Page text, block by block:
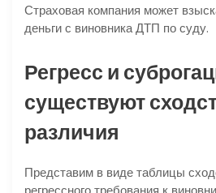
Страховая компания может
деньги с виновника ДТП по суду.
Регресс и
существуют
различия
Представим в виде таблицы